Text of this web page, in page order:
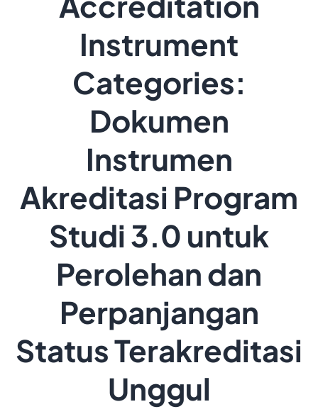
Instrument
Categories:
Dokumen
Instrumen
Akreditasi Program
Studi 3.0 untuk
Perolehan dan
Perpanjangan
Status Terakreditasi
Unggul